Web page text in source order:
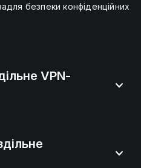
безпеки конфіденційних
VPN-